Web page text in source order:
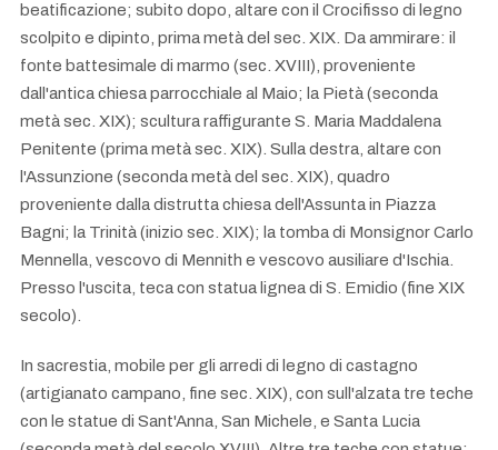
beatificazione; subito dopo, altare con il Crocifisso di legno
scolpito e dipinto, prima metà del sec. XIX. Da ammirare: il
fonte battesimale di marmo (sec. XVIII), proveniente
dall'antica chiesa parrocchiale al Maio; la Pietà (seconda
metà sec. XIX); scultura raffigurante S. Maria Maddalena
Penitente (prima metà sec. XIX). Sulla destra, altare con
l'Assunzione (seconda metà del sec. XIX), quadro
proveniente dalla distrutta chiesa dell'Assunta in Piazza
Bagni; la Trinità (inizio sec. XIX); la tomba di Monsignor Carlo
Mennella, vescovo di Mennith e vescovo ausiliare d'Ischia.
Presso l'uscita, teca con statua lignea di S. Emidio (fine XIX
secolo).
In sacrestia, mobile per gli arredi di legno di castagno
(artigianato campano, fine sec. XIX), con sull'alzata tre teche
con le statue di Sant'Anna, San Michele, e Santa Lucia